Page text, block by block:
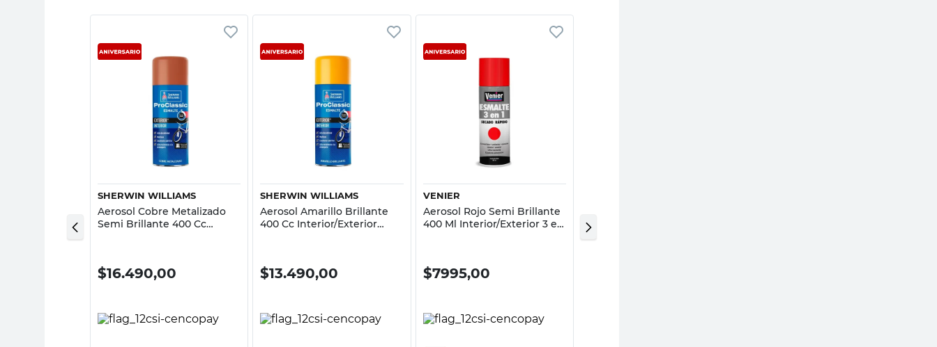
Vista rápida
SHERWIN WILLIAMS
Aerosol Cobre Metalizado
Semi Brillante 400 Cc
$16.490,00
Vista rápida
SHERWIN WILLIAMS
Aerosol Amarillo Brillante
400 Cc Interior/Exterior
$13.490,00
Vista rápida
VENIER
Aerosol Rojo Semi Brillante
400 Ml Interior/Exterior 3 en
$7995,00
Brillante 400 Cc Colormaxx
Krylon